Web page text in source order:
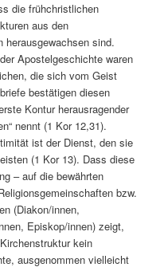
die frühchristlichen
aus den
sind.
Apostelgeschichte waren
die sich vom Geist
bestätigen diesen
Kontur herausragender
nennt (1 Kor 12,31).
ist der Dienst, den sie
(1 Kor 13). Dass diese
– auf die bewährten
bzw.
(Diakon/innen,
Episkop/innen) zeigt,
kein
ausgenommen vielleicht